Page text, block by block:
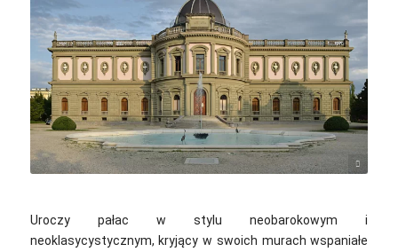
Gfuerst / Wikimedia Commons / CC-BY-SA-3.0
Uroczy pałac w stylu neobarokowym i
neoklasycystycznym, kryjący w swoich murach wspaniałe